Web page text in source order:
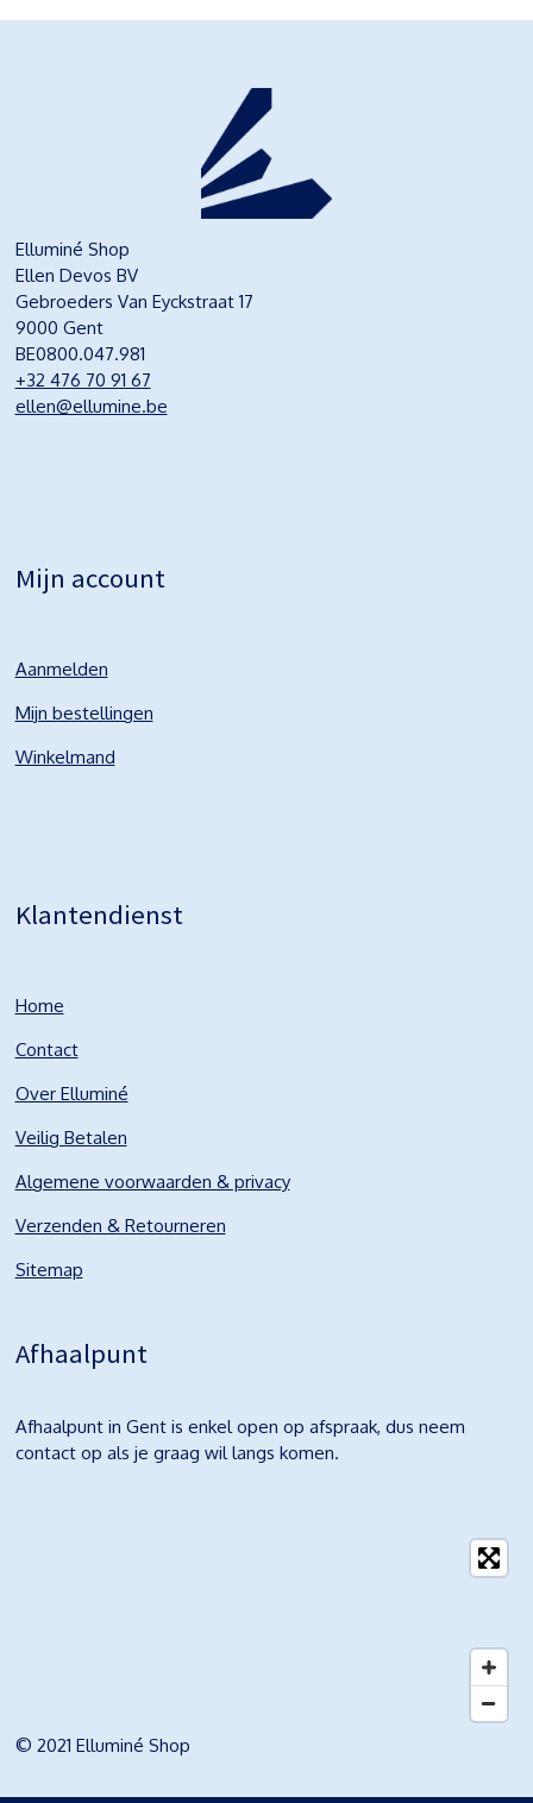
Elluminé Shop
Ellen Devos BV
Gebroeders Van Eyckstraat 17
9000 Gent
BE0800.047.981
+32 476 70 91 67
ellen@ellumine.be
Mijn account
Aanmelden
Mijn bestellingen
Winkelmand
Klantendienst
Home
Contact
Over Elluminé
Veilig Betalen
Algemene voorwaarden & privacy
Verzenden & Retourneren
Sitemap
Afhaalpunt
Afhaalpunt in Gent is enkel open op afspraak, dus neem
contact op als je graag wil langs komen.
© 2021 Elluminé Shop